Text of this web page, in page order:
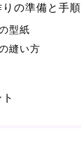
の準備と手順
型紙
縫い方
ント